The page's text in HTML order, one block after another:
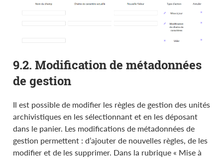
9.2. Modification de métadonnées
de gestion
Il est possible de modifier les règles de gestion des unités
archivistiques en les sélectionnant et en les déposant
dans le panier. Les modifications de métadonnées de
gestion permettent : d’ajouter de nouvelles règles, de les
modifier et de les supprimer. Dans la rubrique « Mise à